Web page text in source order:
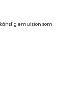
emulsion som